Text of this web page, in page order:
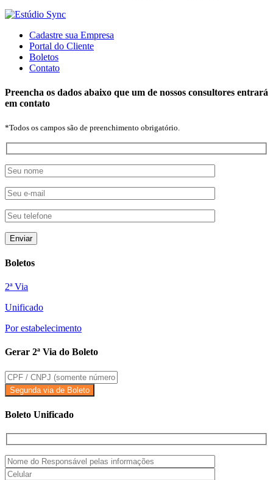
Cadastre sua Empresa
Portal do Cliente
Boletos
Contato
Preencha os dados abaixo que um de nossos consultores entrará
em contato
*Todos os campos são de preenchimento obrigatório.
Boletos
2ª Via
Unificado
Por estabelecimento
Gerar 2ª Via do Boleto
Boleto Unificado